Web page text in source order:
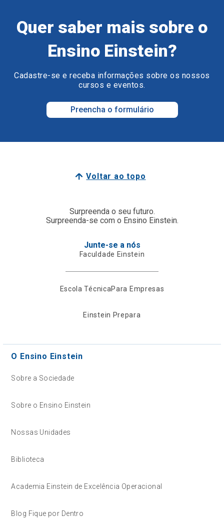
Quer saber mais sobre o
Ensino Einstein?
Cadastre-se e receba informações sobre os nossos
cursos e eventos.
Preencha o formulário
Voltar ao topo
Surpreenda o seu futuro.
Surpreenda-se com o Ensino Einstein.
Junte-se a nós
Faculdade Einstein
Escola TécnicaPara Empresas
Einstein Prepara
O Ensino Einstein
Sobre a Sociedade
Sobre o Ensino Einstein
Nossas Unidades
Biblioteca
Academia Einstein de Excelência Operacional
Blog Fique por Dentro